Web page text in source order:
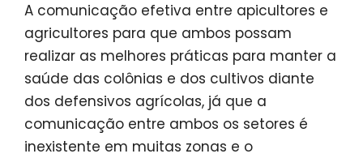
A comunicação efetiva entre apicultores e
agricultores para que ambos possam
realizar as melhores práticas para manter a
saúde das colônias e dos cultivos diante
dos defensivos agrícolas, já que a
comunicação entre ambos os setores é
inexistente em muitas zonas e o